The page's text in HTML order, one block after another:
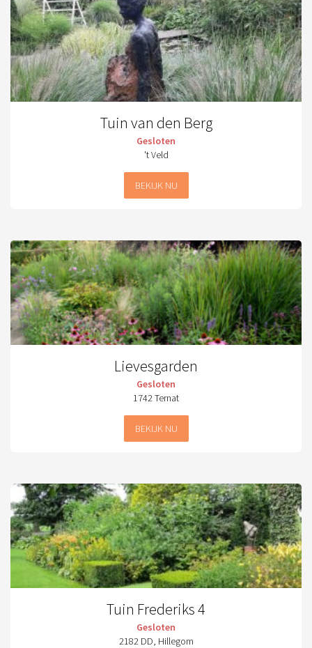
Tuin van den Berg
Gesloten
't Veld
BEKIJK NU
Lievesgarden
Gesloten
1742 Ternat
BEKIJK NU
Tuin Frederiks 4
Gesloten
2182 DD, Hillegom